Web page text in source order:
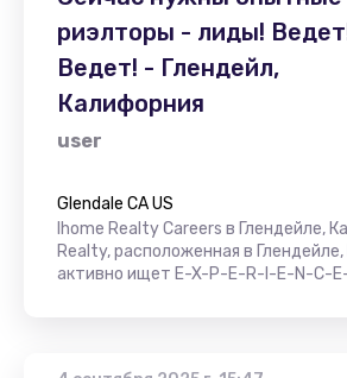
риэлторы - лиды!
Ведет! - Глендейл,
Калифорния
user
Glendale CA US
Ihome Realty Careers в Глендейле,
Realty, расположенная в
активно ищет E-X-P-E-R-I-E-N-C-